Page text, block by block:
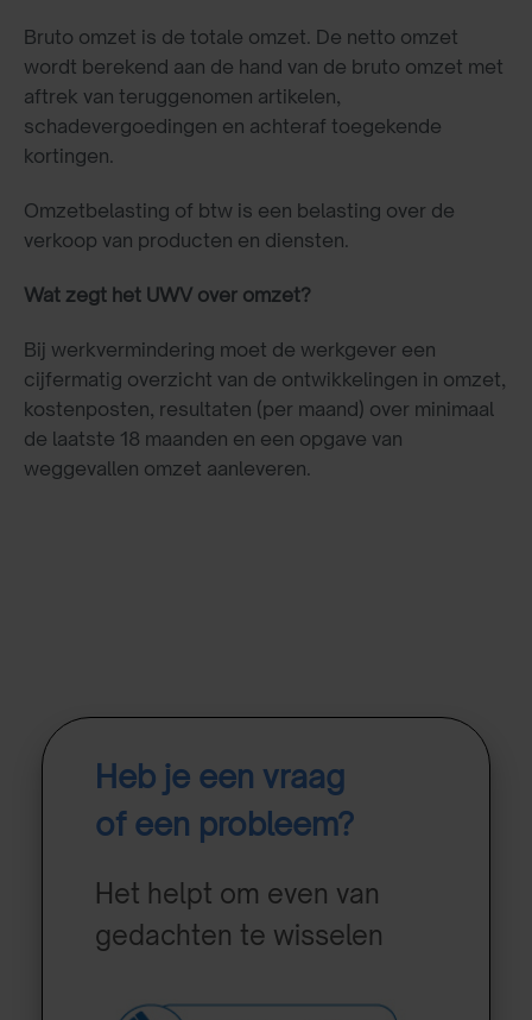
Bruto omzet is de totale omzet. De netto omzet
wordt berekend aan de hand van de bruto omzet met
aftrek van teruggenomen artikelen,
schadevergoedingen en achteraf toegekende
kortingen.
Omzetbelasting of btw is een belasting over de
verkoop van producten en diensten.
Wat zegt het UWV over omzet?
Bij werkvermindering moet de werkgever een
cijfermatig overzicht van de ontwikkelingen in omzet,
kostenposten, resultaten (per maand) over minimaal
de laatste 18 maanden en een opgave van
weggevallen omzet aanleveren.
Heb je een vraag
of een probleem?
Het helpt om even van
gedachten te wisselen